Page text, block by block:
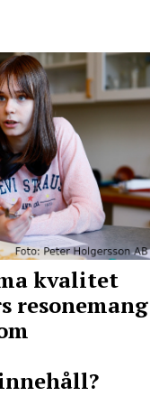
kvalitet
resonemang